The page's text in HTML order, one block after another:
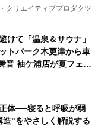
サウナイキタイコラ
決定！
クリエイティブプロダクツ
けて「温泉＆サウナ」
トパーク木更津から車
袖ケ浦店が夏フェア
体──寝ると呼吸が弱
造"をやさしく解説する